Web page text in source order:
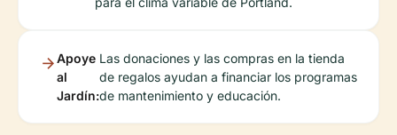
Apoye
al
Jardín:
Las donaciones y las compras en la tienda
de regalos ayudan a financiar los programas
de mantenimiento y educación.